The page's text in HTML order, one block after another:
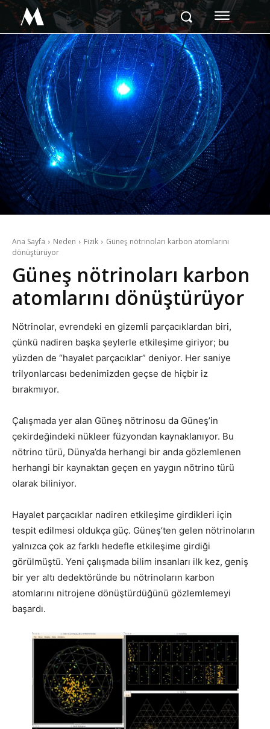
M
Ana Sayfa Neden Fizik
Güneş nötrinoları karbon atomlarını
dönüştürüyor
Güneş nötrinoları karbon
atomlarını dönüştürüyor
Nötrinolar, evrendeki en gizemli parçacıklardan biri,
çünkü nadiren başka şeylerle etkileşime giriyor; bu
yüzden de “hayalet parçacıklar” deniyor. Her saniye
trilyonlarcası bedenimizden geçse de hiçbir iz
bırakmıyor.
Çalışmada yer alan Güneş nötrinosu da Güneş’in
çekirdeğindeki nükleer füzyondan kaynaklanıyor. Bu
nötrino türü, Dünya’da herhangi bir anda gözlemlenen
herhangi bir kaynaktan geçen en yaygın nötrino türü
olarak biliniyor.
Hayalet parçacıklar nadiren etkileşime girdikleri için
tespit edilmesi oldukça güç. Güneş’ten gelen nötrinoların
yalnızca çok az farklı hedefle etkileşime girdiği
görülmüştü. Yeni çalışmada bilim insanları ilk kez, geniş
bir yer altı dedektöründe bu nötrinoların karbon
atomlarını nitrojene dönüştürdüğünü gözlemlemeyi
başardı.